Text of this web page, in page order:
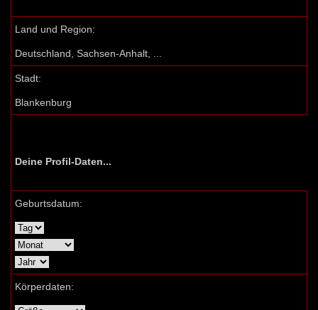
Land und Region:
Deutschland, Sachsen-Anhalt, ...
Stadt:
Blankenburg
Deine Profil-Daten...
Geburtsdatum:
Körperdaten: